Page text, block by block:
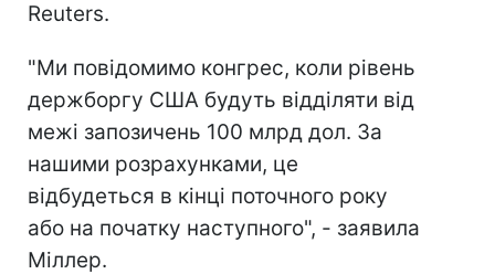
Reuters.
"Ми повідомимо конгрес, коли рівень
держборгу США будуть відділяти від
межі запозичень 100 млрд дол. За
нашими розрахунками, це
відбудеться в кінці поточного року
або на початку наступного", - заявила
Міллер.